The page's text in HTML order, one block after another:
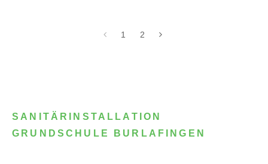
1 2
SANITÄRINSTALLATION
GRUNDSCHULE BURLAFINGEN